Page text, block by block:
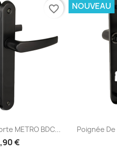
rapide
METRO BDC...
€
favorite_border

Poignée De
NOUVEAU